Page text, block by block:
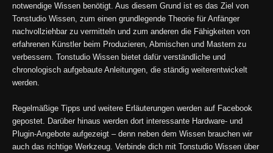
notwendige Wissen benötigt. Aus diesem Grund ist es das Ziel von
Tonstudio Wissen, zum einen grundlegende Theorie für Anfänger
nachvollziehbar zu vermitteln und zum anderen die Fähigkeiten von
erfahrenen Künstler beim Produzieren, Abmischen und Mastern zu
verbessern. Tonstudio Wissen bietet dafür verständliche und
chronologisch aufgebaute Anleitungen, die ständig weiterentwickelt
werden.
Regelmäßige Tipps und weitere Erläuterungen werden auf Facebook
gepostet. Darüber hinaus werden dort interessante Hardware- und
Plugin-Angebote aufgezeigt – denn neben dem Wissen brauchen wir
auch das richtige Werkzeug. Verbinde dich mit Tonstudio Wissen über